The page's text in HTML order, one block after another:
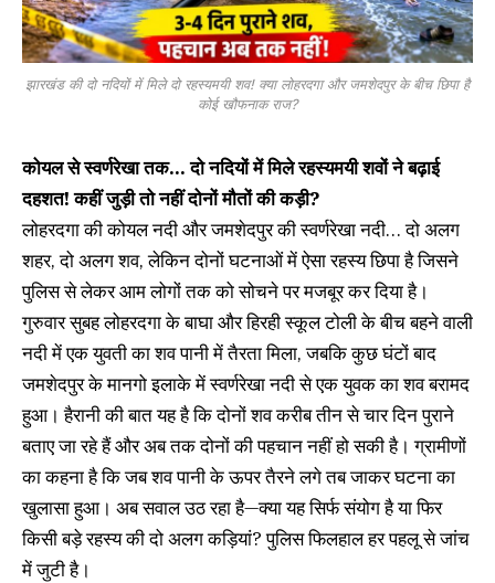
झारखंड की दो नदियों में मिले दो रहस्यमयी शव! क्या लोहरदगा और जमशेदपुर के बीच छिपा है
कोई खौफनाक राज?
कोयल से स्वर्णरेखा तक… दो नदियों में मिले रहस्यमयी शवों ने बढ़ाई
दहशत! कहीं जुड़ी तो नहीं दोनों मौतों की कड़ी?
लोहरदगा की कोयल नदी और जमशेदपुर की स्वर्णरेखा नदी… दो अलग
शहर, दो अलग शव, लेकिन दोनों घटनाओं में ऐसा रहस्य छिपा है जिसने
पुलिस से लेकर आम लोगों तक को सोचने पर मजबूर कर दिया है।
गुरुवार सुबह लोहरदगा के बाघा और हिरही स्कूल टोली के बीच बहने वाली
नदी में एक युवती का शव पानी में तैरता मिला, जबकि कुछ घंटों बाद
जमशेदपुर के मानगो इलाके में स्वर्णरेखा नदी से एक युवक का शव बरामद
हुआ। हैरानी की बात यह है कि दोनों शव करीब तीन से चार दिन पुराने
बताए जा रहे हैं और अब तक दोनों की पहचान नहीं हो सकी है। ग्रामीणों
का कहना है कि जब शव पानी के ऊपर तैरने लगे तब जाकर घटना का
खुलासा हुआ। अब सवाल उठ रहा है—क्या यह सिर्फ संयोग है या फिर
किसी बड़े रहस्य की दो अलग कड़ियां? पुलिस फिलहाल हर पहलू से जांच
में जुटी है।